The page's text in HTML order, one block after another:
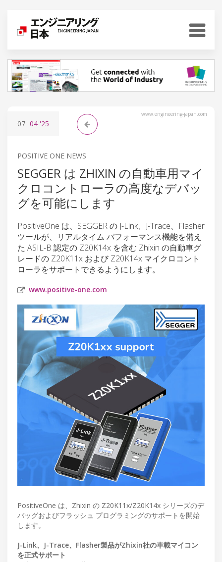
www.engineering-japan.com
07 04 '25
POSITIVE ONE NEWS
SEGGER は ZHIXIN の自動車用マイ
クロコントローラの高度なデバッ
グを可能にします
PositiveOne は、SEGGER の J-Link、J-Trace、Flasher
ツールが、リアルタイム パフォーマンス機能を備え
た ASIL-B 認定の Z20K14x を含む Zhixin の自動車グ
レードの Z20K11x および Z20K14x マイクロコント
ローラをサポートできるようにします。
www.positive-one.com
PositiveOne は、Zhixin の Z20K11x/Z20K14x シリーズのデ
バッグおよびフラッシュ プログラミングのサポートを開始
します。
J-Link、J-Trace、Flasher製品がZhixin社の車載マイコン
を正式サポート